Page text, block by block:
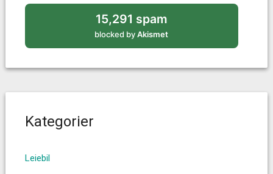
15,291 spam
blocked byAkismet
Kategorier
Leiebil